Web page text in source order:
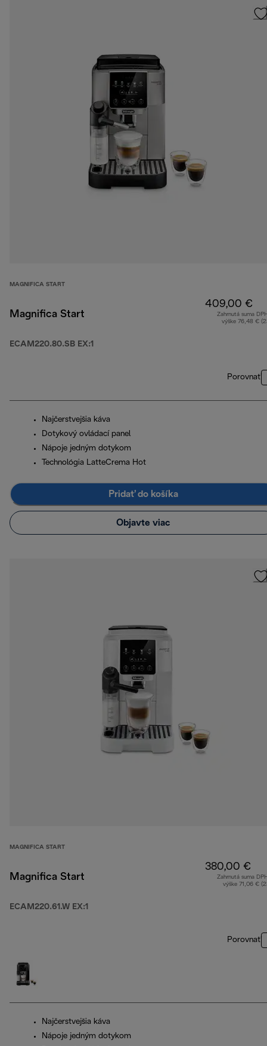
MAGNIFICA START
Magnifica Start
ECAM220.80.SB EX:1
409,00 €
Zahrnutá suma
výške 76,48 €
Porovnať
Najčerstvejšia káva
Dotykový ovládací panel
Nápoje jedným dotykom
Technológia LatteCrema Hot
Pridať do košíka
Objavte viac
MAGNIFICA START
Magnifica Start
ECAM220.61.W EX:1
380,00 €
Zahrnutá suma
výške 71,06 €
Porovnať
Najčerstvejšia káva
Nápoje jedným dotykom